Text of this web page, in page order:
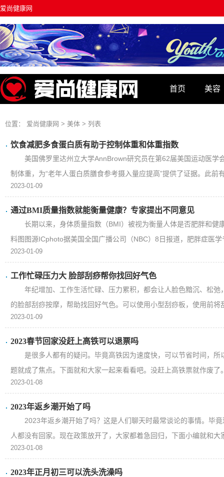
爱尚健康网
首页 美容
位置： 爱尚健康网 > 美体 > 列表
饮食减肥多食蛋白质有助于控制体重和体重指数
美国佛罗里达州立大学AnnBrown研究员在第62届美国运动医
制体重，为“老年人蛋白质膳食参考摄入量应提高”提供了证据。此前
2023-01-09
通过BMI质量指数就能衡量健康？专家提出不同意见
长期以来，身体质量指数（BMI）被视为衡量人体是否肥胖和
料图图源ICphoto据美国全国广播公司（NBC）8日报道，肥胖症医学
2023-01-09
工作忙碌压力大 脸部刮痧帮你找回好气色
年纪增加、工作生活忙碌、压力累积，都会让人脸色黯沉、松
的脸部刮痧按摩，帮助找回好气色。可以使用小型刮痧板，使用前
2023-01-09
2023春节回家没赶上高铁可以退票吗
是很多人都有的疑问。毕竟高铁因为速度快，可以节省时间，
题就成了焦点。下面就和大家一起来看看吧。没赶上高铁票就作废
2023-01-08
2023年返乡潮开始了吗
2023年返乡潮开始了吗？这是人们聊天时最常谈论的事情。毕
人都没有回家。现在政策放开了，大家都着急回归，下面小编就和
2023-01-08
2023年正月初三可以洗头洗澡吗